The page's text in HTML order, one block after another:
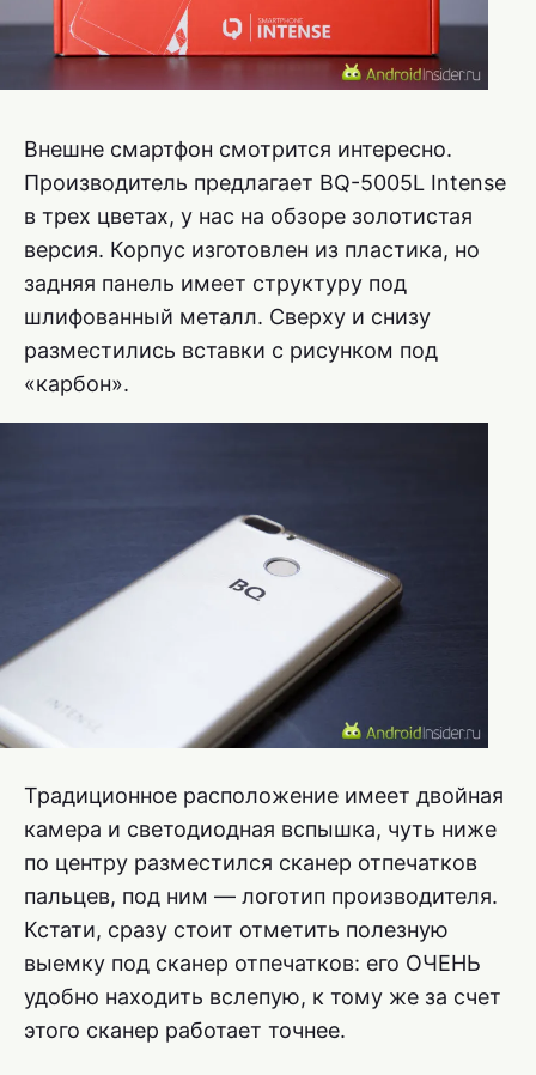
Внешне смартфон смотрится интересно.
Производитель предлагает BQ-5005L Intense
в трех цветах, у нас на обзоре золотистая
версия. Корпус изготовлен из пластика, но
задняя панель имеет структуру под
шлифованный металл. Сверху и снизу
разместились вставки с рисунком под
«карбон».
Традиционное расположение имеет двойная
камера и светодиодная вспышка, чуть ниже
по центру разместился сканер отпечатков
пальцев, под ним — логотип производителя.
Кстати, сразу стоит отметить полезную
выемку под сканер отпечатков: его ОЧЕНЬ
удобно находить вслепую, к тому же за счет
этого сканер работает точнее.